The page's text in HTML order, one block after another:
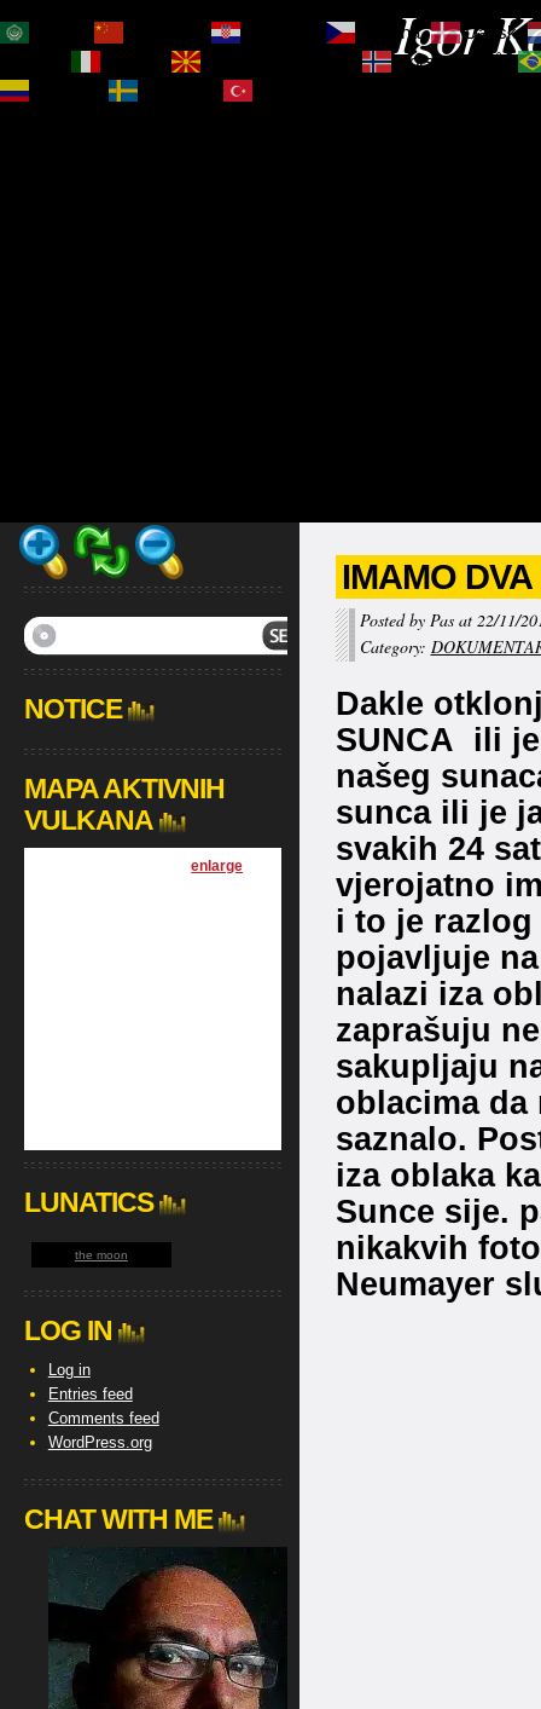
Igor
IMAMO
Posted by Pas at 22/11/
Category:
Dakle
SUNCA ili
našeg
sunca ili je
svakih 24
vjerojatno
i to je razlog
pojavljuje
nalazi iza
zaprašuju
sakupljaju
oblacima
saznalo.
iza oblaka
Sunce sije.
nikakvih
Neumayer
NOTICE
MAPA AKTIVNIH
VULKANA
[enlarge
LUNATICS
the moon
LOG IN
Log in
Entries feed
Comments feed
WordPress.org
CHAT WITH ME
Čeština‎
Dansk
Norsk bokmål